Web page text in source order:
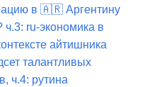
в 🇦🇷 Аргентину
ч.3: ru-экономика в
айтишника
талантливых
ч.4: рутина